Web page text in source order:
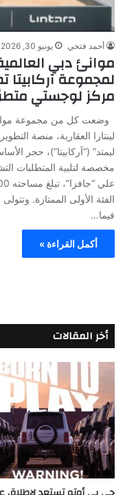
أحمد فتحي يونيو 30, 2026
موانئ دبي العالمية
لمجموعة آركابيتا
مركز لوجستي
وضعت كل من مجموعة
لينتارا العقارية، منصة
ليمتد” (“آركابيتا”)، حجر
مخصصة لتلبية المتطلبات
الفئة الأولى الممتازة.
فيما…
أكمل القراءة »
أخر المقالات